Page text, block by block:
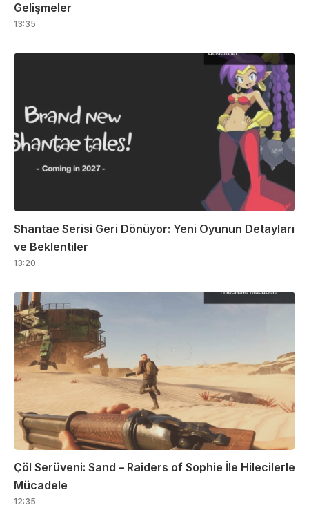
Gelişmeler
13:35
Shantae Serisi Geri Dönüyor: Yeni Oyunun Detayları
ve Beklentiler
13:20
Çöl Serüveni: Sand – Raiders of Sophie İle Hilecilerle
Mücadele
12:35